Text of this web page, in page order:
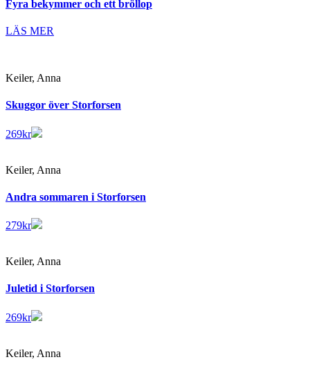
Fyra bekymmer och ett bröllop
LÄS MER
Keiler, Anna
Skuggor över Storforsen
269kr
Keiler, Anna
Andra sommaren i Storforsen
279kr
Keiler, Anna
Juletid i Storforsen
269kr
Keiler, Anna